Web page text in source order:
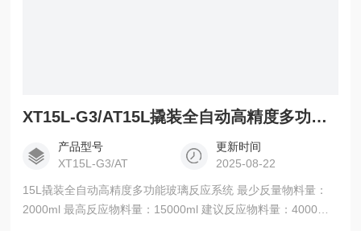
XT15L-G3/AT15L撬装全自动高精度多功能玻璃反应系统
产品型号
XT15L-G3/AT
更新时间
2025-08-22
15L撬装全自动高精度多功能玻璃反应系统 最少反量物料量：
2000ml 最高反应物料量：15000ml 建议反应物料量：4000ml-